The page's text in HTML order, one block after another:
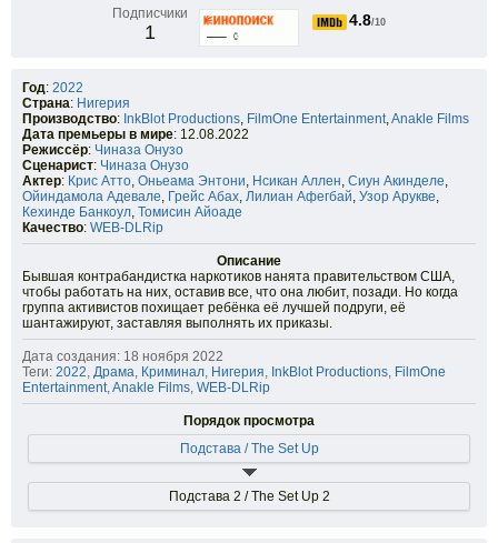
Подписчики
1
4.8/10
Год: 2022
Страна: Нигерия
Производство: InkBlot Productions, FilmOne Entertainment,Anakle Films
Дата премьеры в мире: 12.08.2022
Режиссёр: Чиназа Онузо
Сценарист: Чиназа Онузо
Актер: Крис Атто, Оньеама Энтони, Нсикан Аллен, Сиун Акинделе,
Ойиндамола Адевале, Грейс Абах, Лилиан Афегбай, Узор Арукве,
Кехинде Банкоул, Томисин Айоаде
Качество: WEB-DLRip
Описание
Бывшая контрабандистка наркотиков нанята правительством США,
чтобы работать на них, оставив все, что она любит, позади. Но когда
группа активистов похищает ребёнка её лучшей подруги, её
шантажируют, заставляя выполнять их приказы.
Дата создания: 18 ноября 2022
Теги: 2022, Драма, Криминал, Нигерия, InkBlot Productions, FilmOne
Entertainment,Anakle Films, WEB-DLRip
Порядок просмотра
Подстава / The Set Up
Подстава 2 / The Set Up 2